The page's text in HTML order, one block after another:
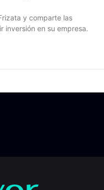
y comparte las
inversión en su empresa.